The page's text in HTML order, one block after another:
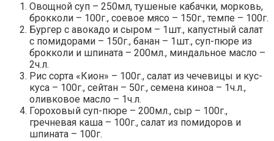
Овощной суп – 250мл, тушеные кабачки, морковь,
брокколи – 100г., соевое мясо – 150г., темпе – 100г.
Бургер с авокадо и сыром – 1шт., капустный салат
с помидорами – 150г., банан – 1шт., суп-пюре из
брокколи и шпината – 200мл., миндальное масло –
2ч.л.
Рис сорта «Кион» – 100г., салат из чечевицы и кус-
куса – 100г., сейтан – 50г., семена киноа – 1ч.л.,
оливковое масло – 1ч.л.
Гороховый суп-пюре – 200мл., сыр – 100г.,
гречневая каша – 100г., салат из помидоров и
шпината – 100г.